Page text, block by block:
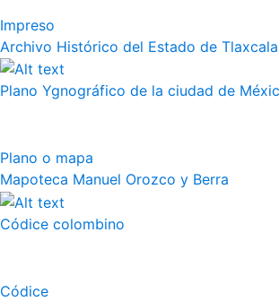
Impreso
Archivo Histórico del Estado de Tlaxcala
Plano Ygnográfico de la ciudad de
Plano o mapa
Mapoteca Manuel Orozco y Berra
Códice colombino
Códice